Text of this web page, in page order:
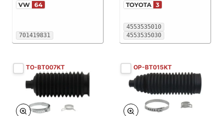
701419831
VW 64
4553535010
4553535030
TOYOTA 3
TO-BT007KT OP-BT015KT